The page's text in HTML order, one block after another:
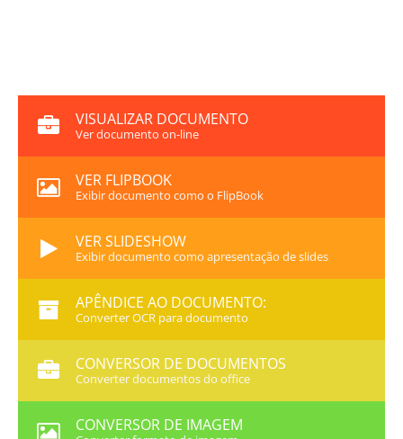
VISUALIZAR DOCUMENTO
Ver documento on-line
VER FLIPBOOK
Exibir documento como o FlipBook
VER SLIDESHOW
Exibir documento como apresentação de slides
APÊNDICE AO DOCUMENTO:
Converter OCR para documento
CONVERSOR DE DOCUMENTOS
Converter documentos do office
CONVERSOR DE IMAGEM